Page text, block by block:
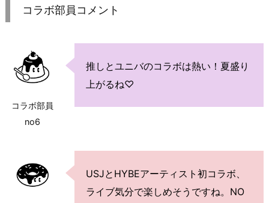
コラボ部員コメント
コラボ部員
no6
推しとユニバのコラボは熱い！夏盛り
上がるね♡
USJとHYBEアーティスト初コラボ、
ライブ気分で楽しめそうですね。NO